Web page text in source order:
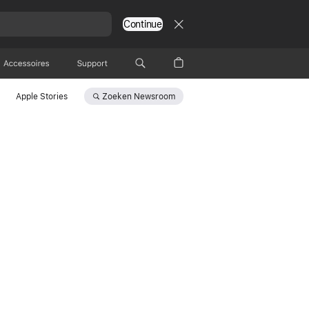
Continue
Accessoires Support
Apple Stories Zoeken Newsroom